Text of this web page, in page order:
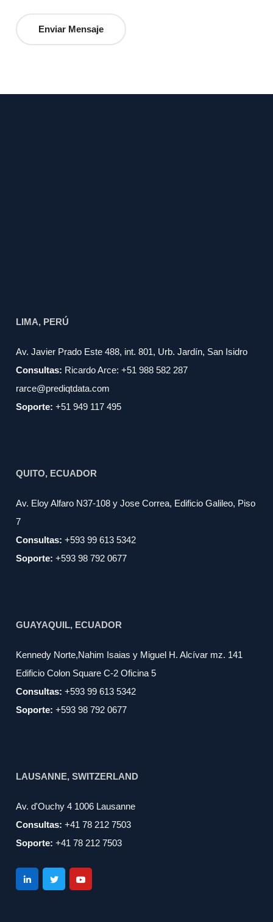
LIMA, PERÚ
Av. Javier Prado Este 488, int. 801, Urb. Jardín, San Isidro
Consultas: Ricardo Arce: +51 988 582 287
rarce@prediqtdata.com
Soporte: +51 949 117 495
QUITO, ECUADOR
Av. Eloy Alfaro N37-108 y Jose Correa, Edificio Galileo, Piso
7
Consultas: +593 99 613 5342
Soporte: +593 98 792 0677
GUAYAQUIL, ECUADOR
Kennedy Norte,Nahim Isaias y Miguel H. Alcívar mz. 141
Edificio Colon Square C-2 Oficina 5
Consultas: +593 99 613 5342
Soporte: +593 98 792 0677
LAUSANNE, SWITZERLAND
Av. d'Ouchy 4 1006 Lausanne
Consultas: +41 78 212 7503
Soporte: +41 78 212 7503